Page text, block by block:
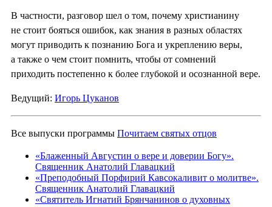
В частности, разговор шел о том, почему христианину
не стоит бояться ошибок, как знания в разных областях
могут приводить к познанию Бога и укреплению веры,
а также о чем стоит помнить, чтобы от сомнений
приходить постепенно к более глубокой и осознанной вере.
Ведущий: Игорь Цуканов
Все выпуски программы Почитаем святых отцов
«Блаженный Августин о вере и доверии Богу».
Священник Анатолий Главацкий
«Преподобный Порфирий Кавсокаливит о молитве».
Священник Анатолий Главацкий
«Святитель Игнатий Брянчанинов о духовных